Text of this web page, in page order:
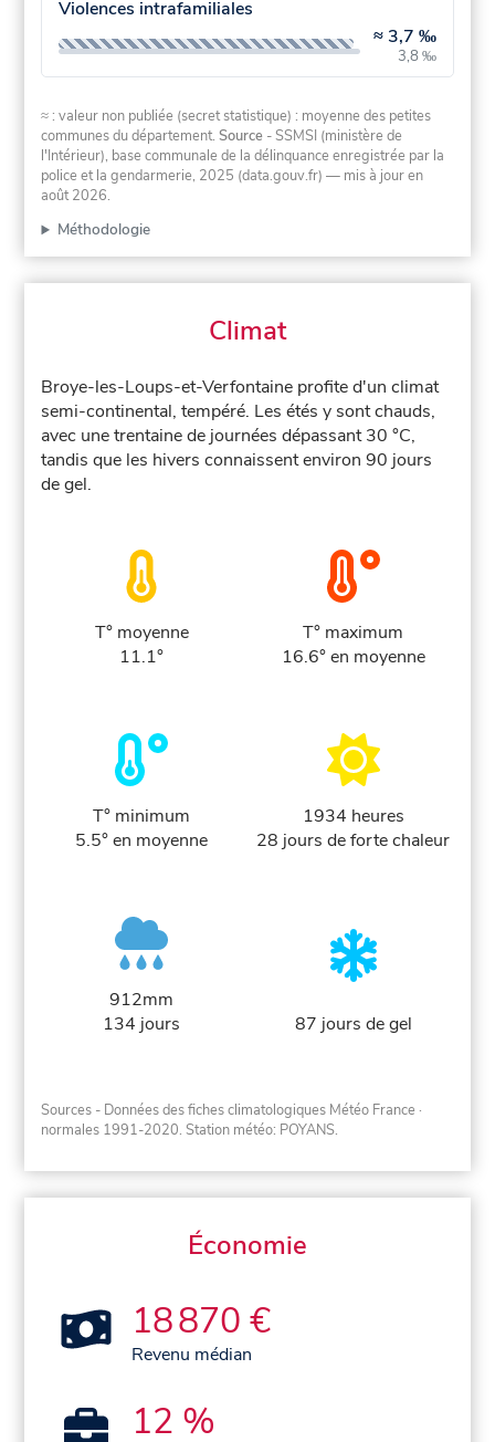
Violences intrafamiliales
≈ 3,7 ‰
3,8 ‰
≈ : valeur non publiée (secret statistique) : moyenne des petites
communes du département.Source - SSMSI (ministère de
l'Intérieur), base communale de la délinquance enregistrée par la
police et la gendarmerie, 2025 (data.gouv.fr) — mis à jour en
août 2026.
Méthodologie
Climat
Broye-les-Loups-et-Verfontaine profite d'un climat
semi-continental, tempéré. Les étés y sont chauds,
avec une trentaine de journées dépassant 30 °C,
tandis que les hivers connaissent environ 90 jours
de gel.
T° moyenne
11.1°
T° maximum
16.6° en moyenne
T° minimum
5.5° en moyenne
1934 heures
28 jours de forte chaleur
912mm
134 jours
87 jours de gel
Sources - Données des fiches climatologiques Météo France ·
normales 1991-2020. Station météo: POYANS.
Économie
18 870 €
Revenu médian
12 %